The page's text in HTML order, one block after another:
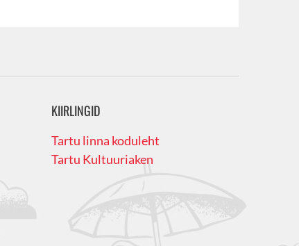
KIIRLINGID
Tartu linna koduleht
Tartu Kultuuriaken